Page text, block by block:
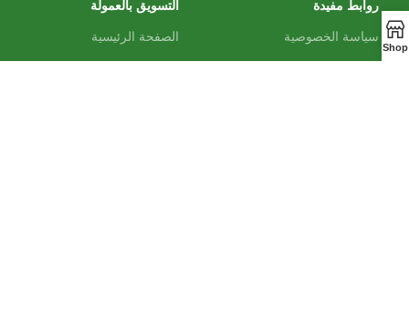
روابط مفيدة
سياسة الخصوصية
التسويق بالعمولة
الصفحة الرئيسية
Shop